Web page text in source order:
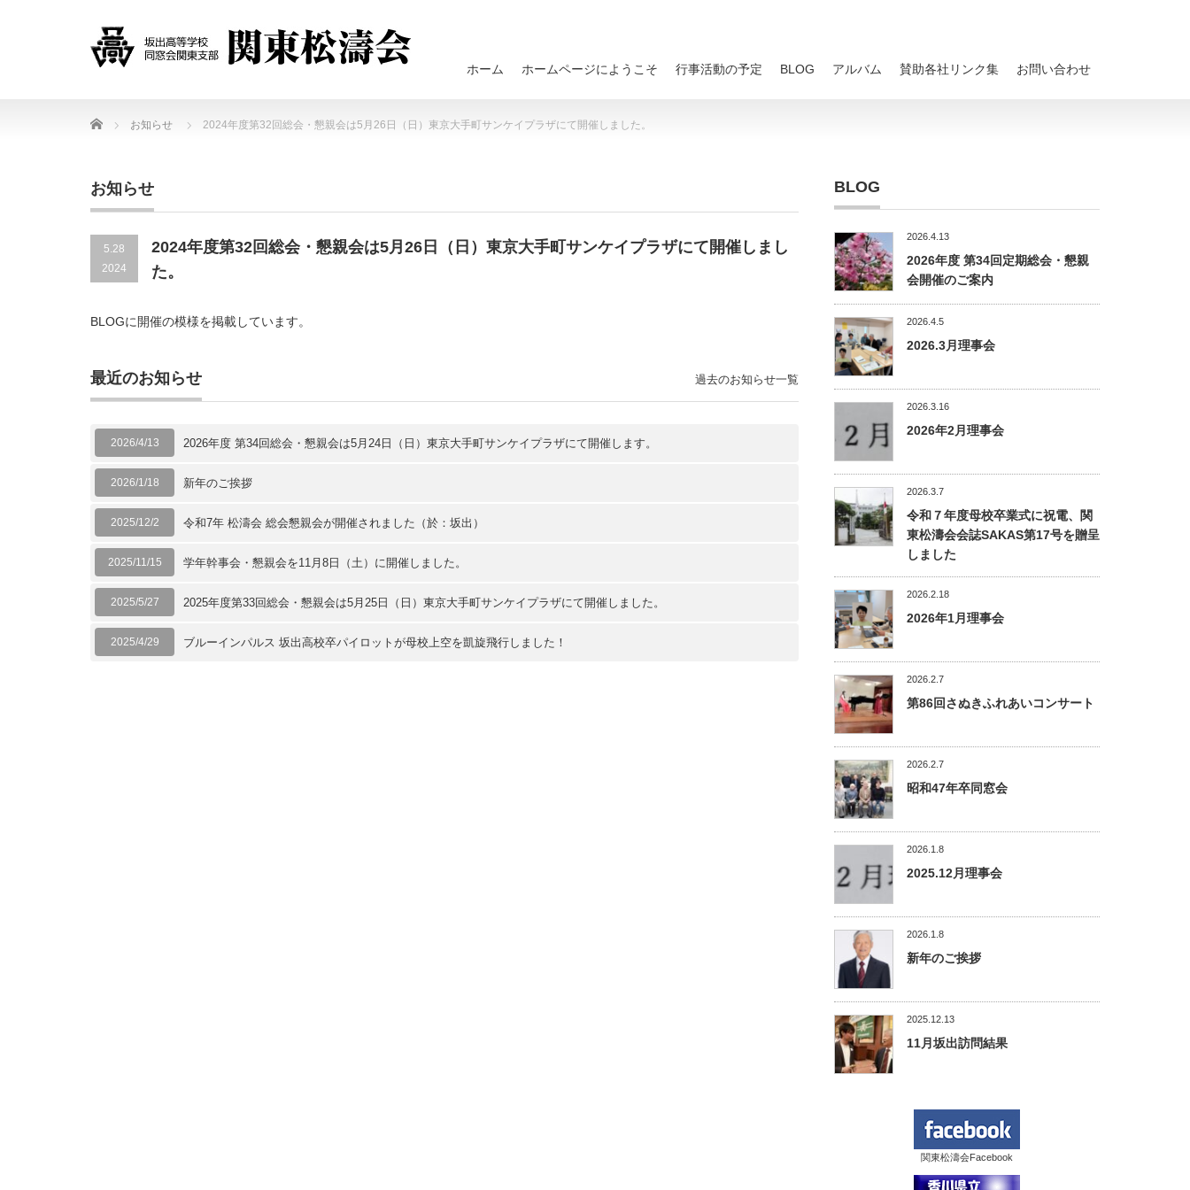
ホーム ホームページにようこそ 行事活動の予定 BLOG アルバム 賛助各社リンク集 お問い合わせ
Home お知らせ 2024年度第32回総会・懇親会は5月26日（日）東京大手町サンケイプラザにて開催しました。
お知らせ
5.28
2024
2024年度第32回総会・懇親会は5月26日（日）東京大手町サンケイプラザにて開催しまし
た。
BLOGに開催の模様を掲載しています。
最近のお知らせ
2026/4/13 2026年度 第34回総会・懇親会は5月24日（日）東京大手町サンケイプラザにて開催します。
2026/1/18 新年のご挨拶
2025/12/2 令和7年 松濤会 総会懇親会が開催されました（於：坂出）
2025/11/15 学年幹事会・懇親会を11月8日（土）に開催しました。
2025/5/27 2025年度第33回総会・懇親会は5月25日（日）東京大手町サンケイプラザにて開催しました。
2025/4/29 ブルーインパルス 坂出高校卒パイロットが母校上空を凱旋飛行しました！
過去のお知らせ一覧
BLOG
2026.4.13
2026年度 第34回定期総会・懇親
会開催のご案内
2026.4.5
2026.3月理事会
2026.3.16
2026年2月理事会
2026.3.7
令和７年度母校卒業式に祝電、関
東松濤会会誌SAKAS第17号を贈呈
しました
2026.2.18
2026年1月理事会
2026.2.7
第86回さぬきふれあいコンサート
2026.2.7
昭和47年卒同窓会
2026.1.8
2025.12月理事会
2026.1.8
新年のご挨拶
2025.12.13
11月坂出訪問結果
関東松濤会Facebook